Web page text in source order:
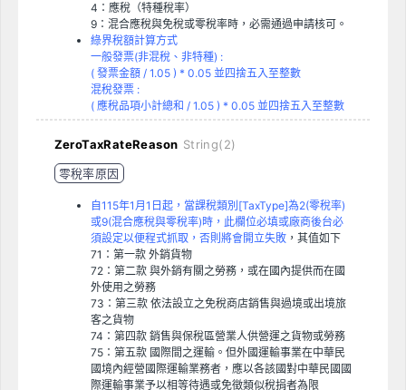
4：應稅（特種稅率）
9：混合應稅與免稅或零稅率時，必需通過申請核可。
綠界稅額計算方式
一般發票(非混稅、非特種) :
( 發票金額 / 1.05 ) * 0.05 並四捨五入至整數
混稅發票 :
( 應稅品項小計總和 / 1.05 ) * 0.05 並四捨五入至整數
ZeroTaxRateReason String(2)
零稅率原因
自115年1月1日起，當課稅類別[TaxType]為2(零稅率)
或9(混合應稅與零稅率)時，此欄位必填或廠商後台必
須設定以便程式抓取，否則將會開立失敗，其值如下
71：第一款 外銷貨物
72：第二款 與外銷有關之勞務，或在國內提供而在國
外使用之勞務
73：第三款 依法設立之免稅商店銷售與過境或出境旅
客之貨物
74：第四款 銷售與保稅區營業人供營運之貨物或勞務
75：第五款 國際間之運輸。但外國運輸事業在中華民
國境內經營國際運輸業務者，應以各該國對中華民國國
際運輸事業予以相等待遇或免徵類似稅捐者為限